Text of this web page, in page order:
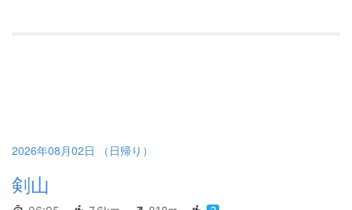
2026年08月02日 （日帰り）
剣山